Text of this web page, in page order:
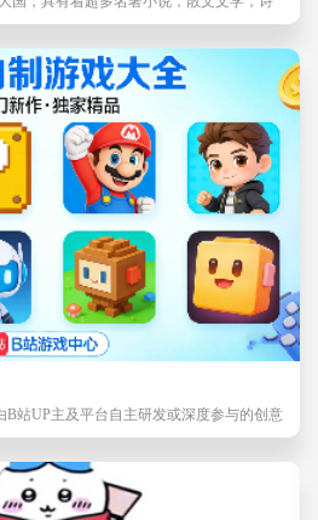
站UP主及平台自主研发或深度参与的创意